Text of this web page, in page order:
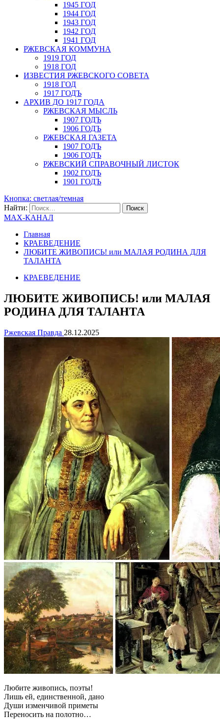
1945 ГОД
1944 ГОД
1943 ГОД
1942 ГОД
1941 ГОД
РЖЕВСКАЯ КОММУНА
1919 ГОД
1918 ГОД
ИЗВЕСТИЯ РЖЕВСКОГО СОВЕТА
1918 ГОД
1917 ГОДЪ
АРХИВ ДО 1917 ГОДА
РЖЕВСКАЯ МЫСЛЬ
1907 ГОДЪ
1906 ГОДЪ
РЖЕВСКАЯ ГАЗЕТА
1907 ГОДЪ
1906 ГОДЪ
РЖЕВСКИЙ СПРАВОЧНЫЙ ЛИСТОК
1902 ГОДЪ
1901 ГОДЪ
Кнопка: светлая/темная
Найти:
MAX-КАНАЛ
Главная
КРАЕВЕДЕНИЕ
ЛЮБИТЕ ЖИВОПИСЬ! или МАЛАЯ РОДИНА ДЛЯ
ТАЛАНТА
КРАЕВЕДЕНИЕ
ЛЮБИТЕ ЖИВОПИСЬ! или МАЛАЯ
РОДИНА ДЛЯ ТАЛАНТА
Ржевская Правда 28.12.2025
Любите живопись, поэты!
Лишь ей, единственной, дано
Души изменчивой приметы
Переносить на полотно…